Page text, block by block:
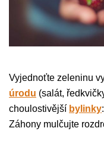
Vyjednoťte zeleninu
úrodu (salát,
choulostivější bylinky
Záhony mulčujte